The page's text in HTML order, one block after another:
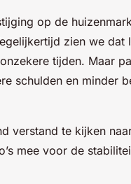
op de
zien we dat
tijden. Maar
schulden en minder
verstand te kijken
mee voor de